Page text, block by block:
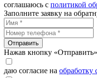
соглашаюсь с политикой
Заполните заявку на
Отправить
Нажав кнопку
даю согласие на обработку